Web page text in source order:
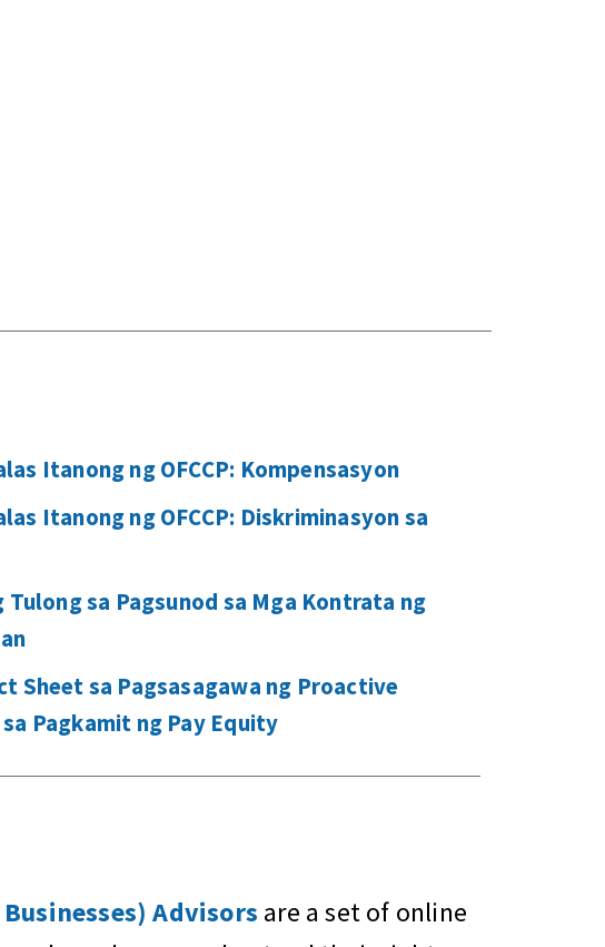
Itanong ng OFCCP: Kompensasyon
Itanong ng OFCCP: Diskriminasyon sa
sa Pagsunod sa Mga Kontrata ng
Sheet sa Pagsasagawa ng Proactive
Pagkamit ng Pay Equity
Advisors are a set of online